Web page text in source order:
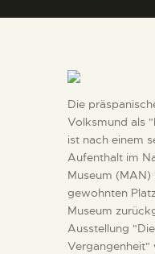
Die
Volksmund als
ist nach einem
Aufenthalt im
Museum (MAN)
gewohnten
Museum
Ausstellung
Vergangenheit"